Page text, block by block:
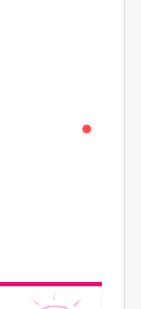
сард
ажил